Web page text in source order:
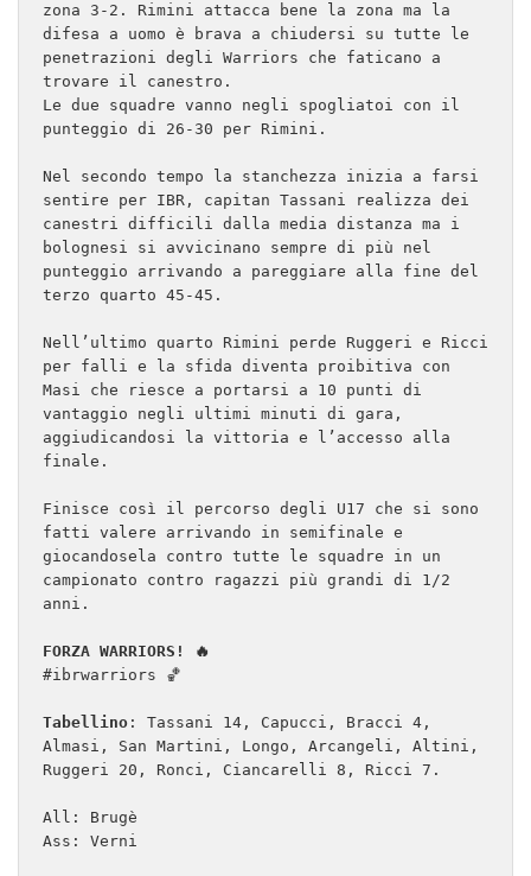
zona 3-2. Rimini attacca bene la zona ma la
difesa a uomo è brava a chiudersi su tutte le
penetrazioni degli Warriors che faticano a
trovare il canestro.
Le due squadre vanno negli spogliatoi con il
punteggio di 26-30 per Rimini.
Nel secondo tempo la stanchezza inizia a farsi
sentire per IBR, capitan Tassani realizza dei
canestri difficili dalla media distanza ma i
bolognesi si avvicinano sempre di più nel
punteggio arrivando a pareggiare alla fine del
terzo quarto 45-45.
Nell’ultimo quarto Rimini perde Ruggeri e Ricci
per falli e la sfida diventa proibitiva con
Masi che riesce a portarsi a 10 punti di
vantaggio negli ultimi minuti di gara,
aggiudicandosi la vittoria e l’accesso alla
finale.
Finisce così il percorso degli U17 che si sono
fatti valere arrivando in semifinale e
giocandosela contro tutte le squadre in un
campionato contro ragazzi più grandi di 1/2
anni.
FORZA WARRIORS! 🔥
#ibrwarriors 🏀
Tabellino : Tassani 14, Capucci, Bracci 4,
Almasi, San Martini, Longo, Arcangeli, Altini,
Ruggeri 20, Ronci, Ciancarelli 8, Ricci 7.
All: Brugè
Ass: Verni